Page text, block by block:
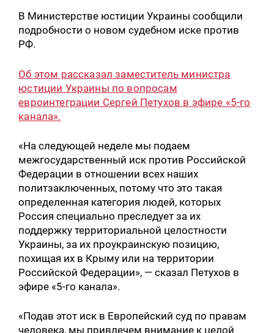
В Министерстве юстиции Украины сообщили
подробности о новом судебном иске против
РФ.
Об этом рассказал заместитель министра
юстиции Украины по вопросам
евроинтеграции Сергей Петухов в эфире «5-го
канала».
«На следующей неделе мы подаем
межгосударственный иск против Российской
Федерации в отношении всех наших
политзаключенных, потому что это такая
определенная категория людей, которых
Россия специально преследует за их
поддержку территориальной целостности
Украины, за их проукраинскую позицию,
похищая их в Крыму или на территории
Российской Федерации», — сказал Петухов в
эфире «5-го канала».
«Подав этот иск в Европейский суд по правам
человека, мы привлечем внимание к целой